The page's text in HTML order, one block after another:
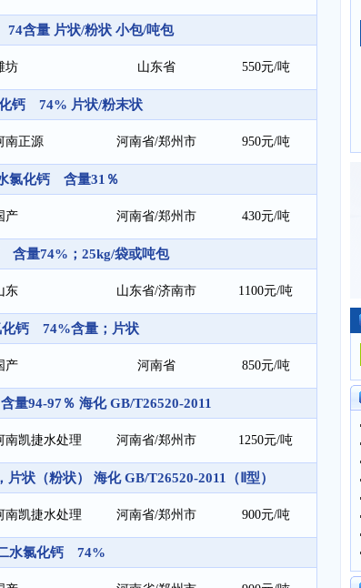
含量 片状/粉状 小包/吨包
坊 山东省 550元/吨
钙 74% 片状/粉末状
南正源 河南省/郑州市 950元/吨
氯化钙 含量31％
产 河南省/郑州市 430元/吨
含量74%；25kg/袋或吨包
东 山东省/济南市 1100元/吨
化钙 74%含量；片状
产 河南省 850元/吨
量94-97％ 海化 GB/T26520-2011
南凯捷水处理 河南省/郑州市 1250元/吨
状（粉状） 海化 GB/T26520-2011（Ⅱ型）
南凯捷水处理 河南省/郑州市 900元/吨
水氯化钙 74%